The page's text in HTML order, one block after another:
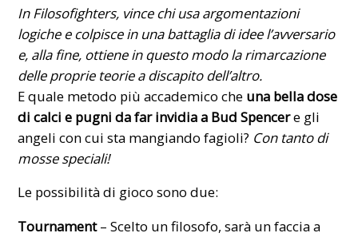
In Filosofighters, vince chi usa argomentazioni
logiche e colpisce in una battaglia di idee l’avversario
e, alla fine, ottiene in questo modo la rimarcazione
delle proprie teorie a discapito dell’altro.
E quale metodo più accademico che una bella dose
di calci e pugni da far invidia a Bud Spencere gli
angeli con cui sta mangiando fagioli? Con tanto di
mosse speciali!
Le possibilità di gioco sono due:
Tournament– Scelto un filosofo, sarà un faccia a